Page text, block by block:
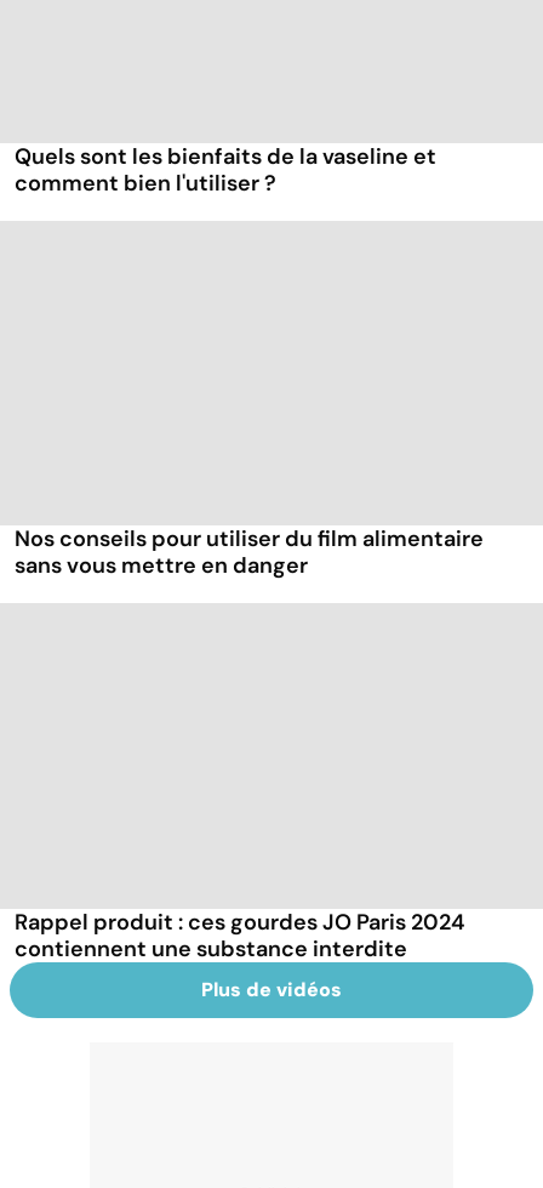
Quels sont les bienfaits de la vaseline et
comment bien l'utiliser ?
Nos conseils pour utiliser du film alimentaire
sans vous mettre en danger
Rappel produit : ces gourdes JO Paris 2024
contiennent une substance interdite
Plus de vidéos